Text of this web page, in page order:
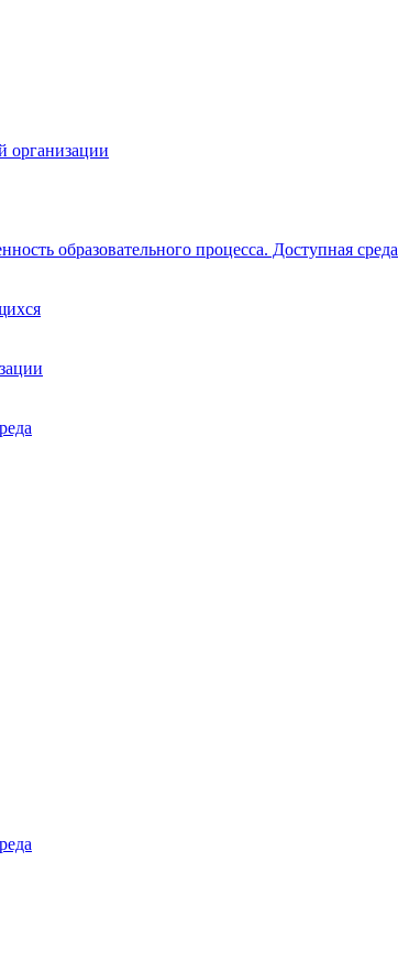
организации
образовательного процесса. Доступная среда